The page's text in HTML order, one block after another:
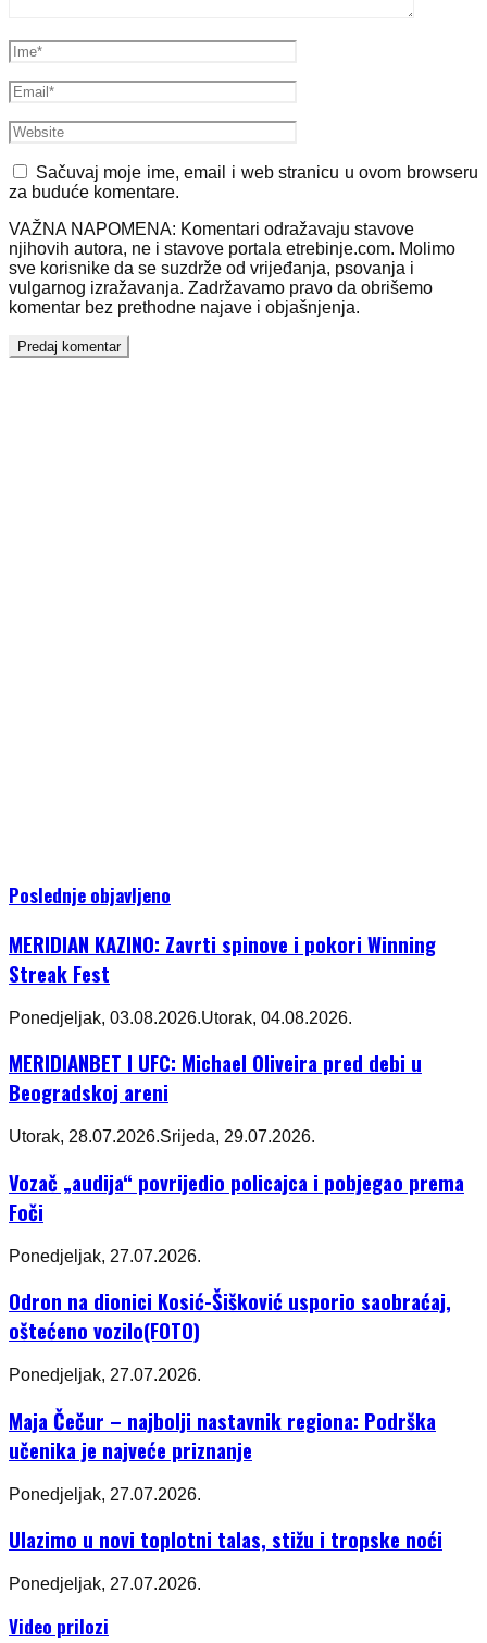
Sačuvaj moje ime, email i web stranicu u ovom browseru
za buduće komentare.
VAŽNA NAPOMENA: Komentari odražavaju stavove
njihovih autora, ne i stavove portala etrebinje.com. Molimo
sve korisnike da se suzdrže od vrijeđanja, psovanja i
vulgarnog izražavanja. Zadržavamo pravo da obrišemo
komentar bez prethodne najave i objašnjenja.
Poslednje objavljeno
MERIDIAN KAZINO: Zavrti spinove i pokori Winning
Streak Fest
Ponedjeljak, 03.08.2026.Utorak, 04.08.2026.
MERIDIANBET I UFC: Michael Oliveira pred debi u
Beogradskoj areni
Utorak, 28.07.2026.Srijeda, 29.07.2026.
Vozač „audija“ povrijedio policajca i pobjegao prema
Foči
Ponedjeljak, 27.07.2026.
Odron na dionici Kosić-Šišković usporio saobraćaj,
oštećeno vozilo(FOTO)
Ponedjeljak, 27.07.2026.
Maja Čečur – najbolji nastavnik regiona: Podrška
učenika je najveće priznanje
Ponedjeljak, 27.07.2026.
Ulazimo u novi toplotni talas, stižu i tropske noći
Ponedjeljak, 27.07.2026.
Video prilozi